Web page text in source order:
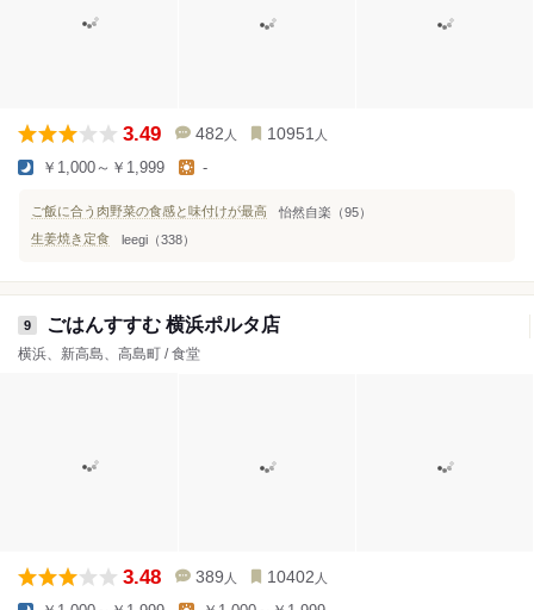
3.49 482 人 10951 人
￥1,000～￥1,999 -
ご飯に合う肉野菜の食感と味付けが最高
怡然自楽（95）
生姜焼き定食
leegi（338）
9 ごはんすすむ 横浜ポルタ店
横浜、新高島、高島町 / 食堂
3.48 389 人 10402 人